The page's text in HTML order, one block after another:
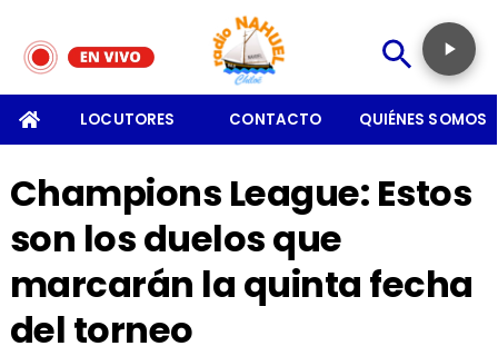
LOCUTORES CONTACTO QUIÉNES SOMOS
Champions League: Estos
son los duelos que
marcarán la quinta fecha
del torneo